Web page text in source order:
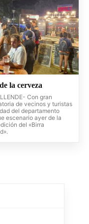
la cerveza
Con gran
de vecinos y turistas
del departamento
escenario ayer de la
del «Birra